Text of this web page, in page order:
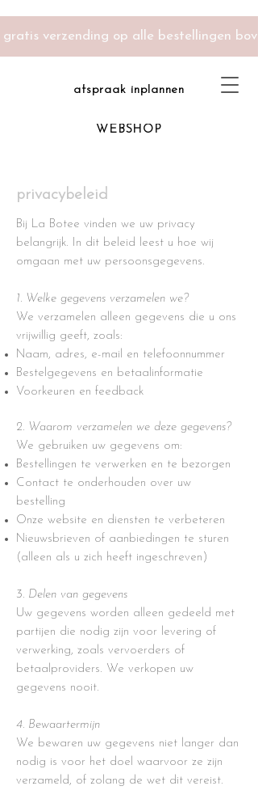
afspraak inplannen
WEBSHOP
gratis verzending op alle bestellingen
privacybeleid
Bij La Botee vinden we uw privacy
belangrijk. In dit beleid leest u hoe wij
omgaan met uw persoonsgegevens.
1. Welke gegevens verzamelen we?
We verzamelen alleen gegevens die u ons
vrijwillig geeft, zoals:
Naam, adres, e-mail en telefoonnummer
Bestelgegevens en betaalinformatie
Voorkeuren en feedback
2. Waarom verzamelen we deze gegevens?
We gebruiken uw gegevens om:
Bestellingen te verwerken en te bezorgen
Contact te onderhouden over uw
bestelling
Onze website en diensten te verbeteren
Nieuwsbrieven of aanbiedingen te sturen
(alleen als u zich heeft ingeschreven)
3. Delen van gegevens
Uw gegevens worden alleen gedeeld met
partijen die nodig zijn voor levering of
verwerking, zoals vervoerders of
betaalproviders. We verkopen uw
gegevens nooit.
4. Bewaartermijn
We bewaren uw gegevens niet langer dan
nodig is voor het doel waarvoor ze zijn
verzameld, of zolang de wet dit vereist.